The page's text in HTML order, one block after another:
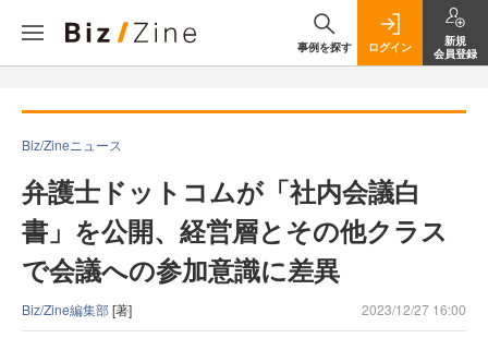
事例を探す ログイン
新規
会員登録
Biz/Zineニュース
弁護士ドットコムが「社内会議白
書」を公開、経営層とその他クラス
で会議への参加意識に差異
Biz/Zine編集部[著] 2023/12/27 16:00